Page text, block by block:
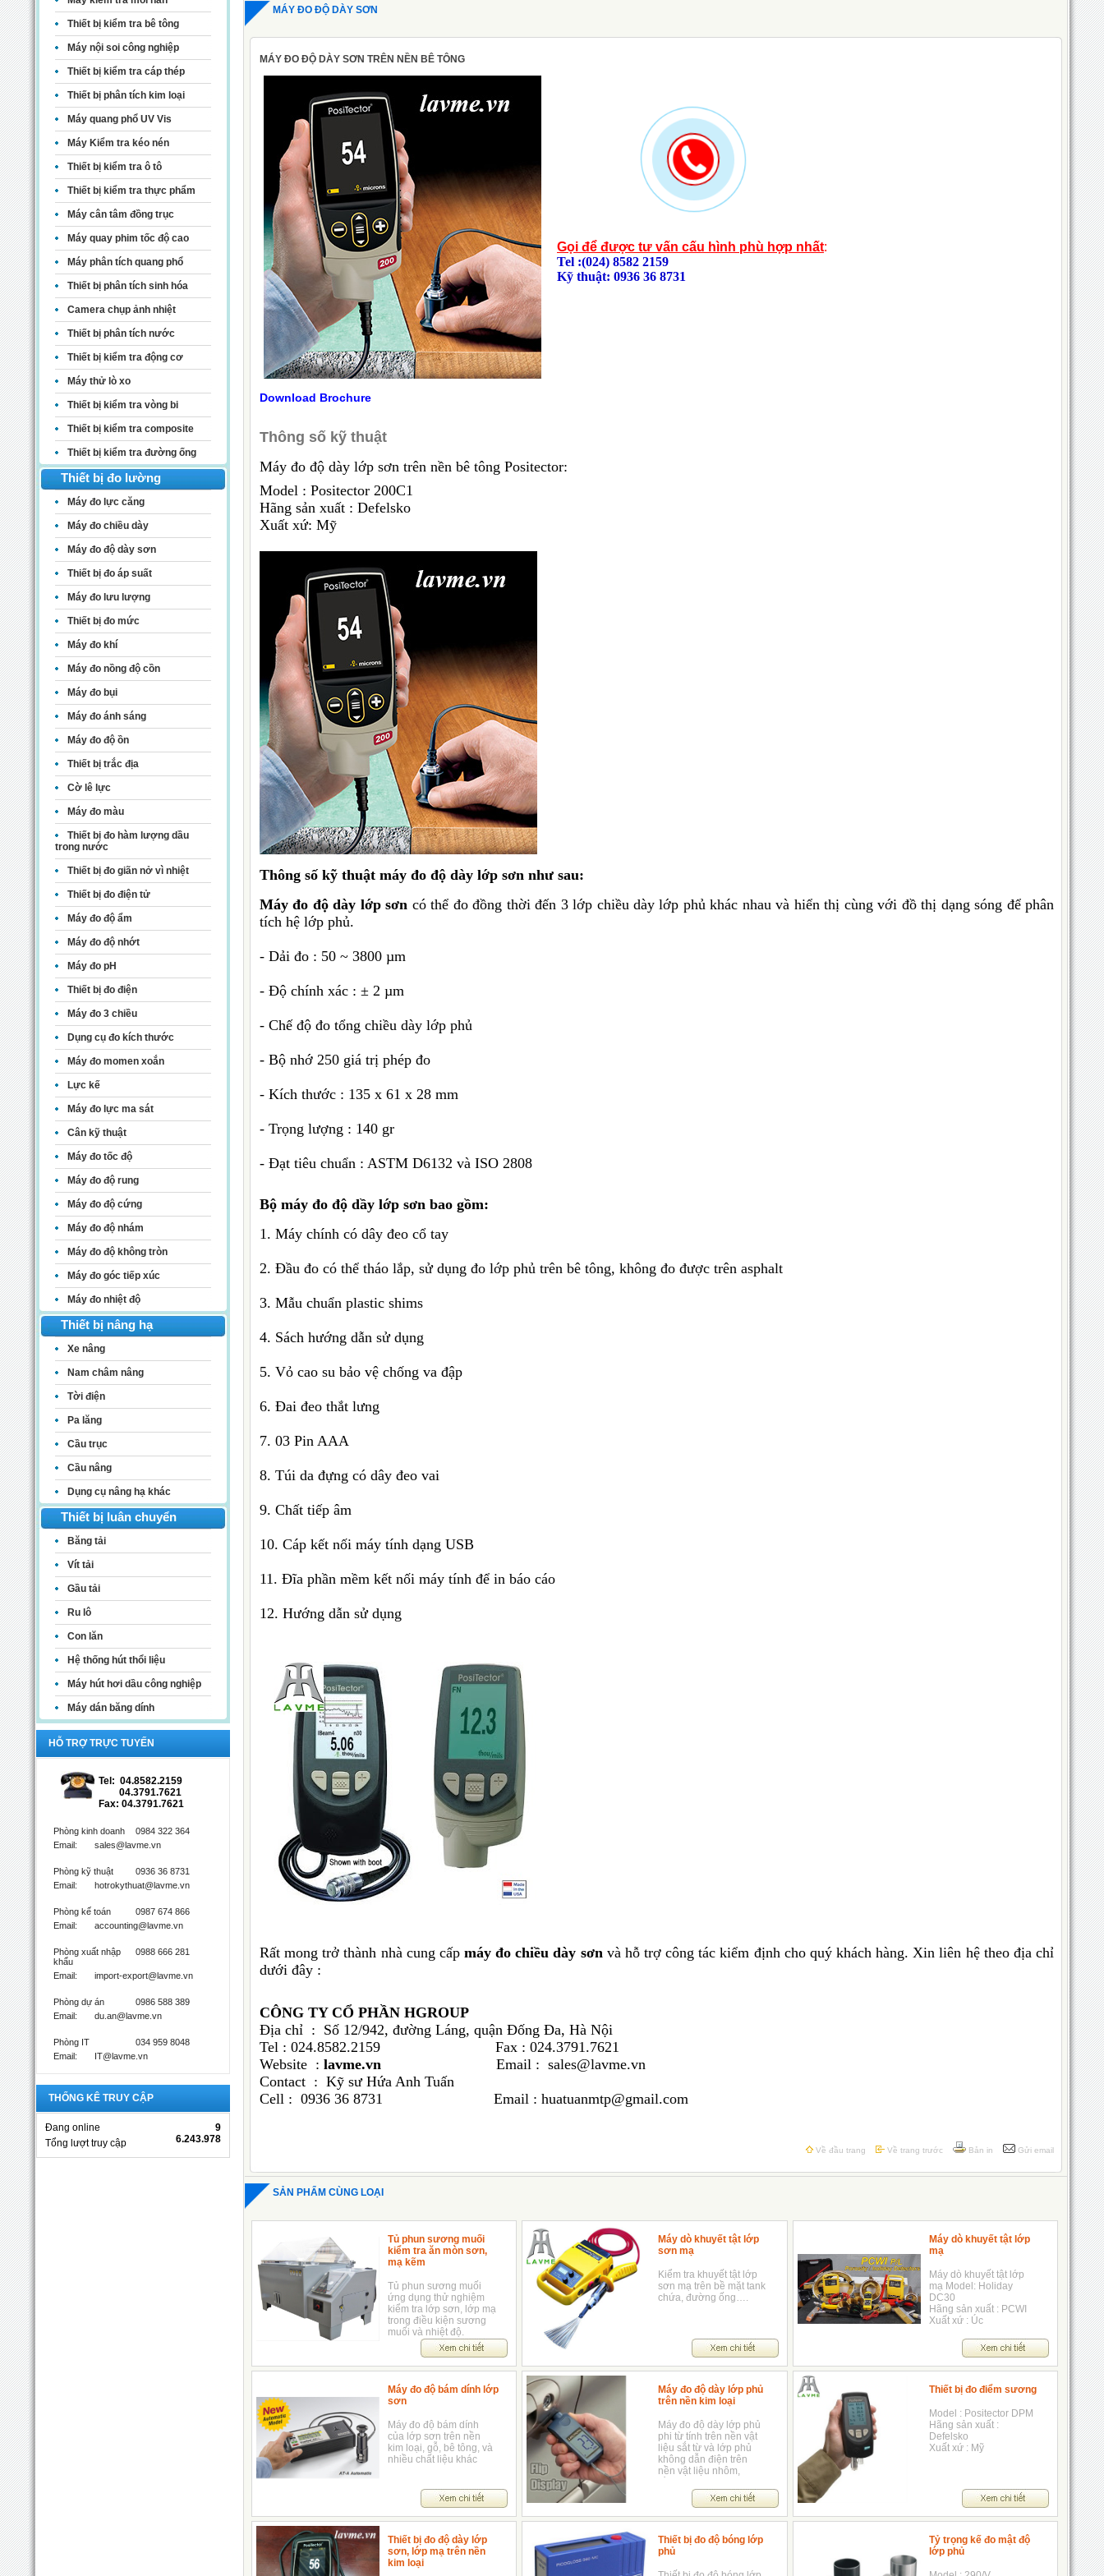
Thiết bị kiểm tra bê tông
Máy nội soi công nghiệp
Thiết bị kiểm tra cáp thép
Thiết bị phân tích kim loại
Máy quang phổ UV Vis
Máy Kiểm tra kéo nén
Thiết bị kiểm tra ô tô
Thiết bị kiểm tra thực phẩm
Máy cân tâm đồng trục
Máy quay phim tốc độ cao
Máy phân tích quang phổ
Thiết bị phân tích sinh hóa
Camera chụp ảnh nhiệt
Thiết bị phân tích nước
Thiết bị kiểm tra động cơ
Máy thử lò xo
Thiết bị kiểm tra vòng bi
Thiết bị kiểm tra composite
Thiết bị kiểm tra đường ống
Thiết bị đo lường
Máy đo lực căng
Máy đo chiều dày
Máy đo độ dày sơn
Thiết bị đo áp suất
Máy đo lưu lượng
Thiết bị đo mức
Máy đo khí
Máy đo nồng độ cồn
Máy đo bụi
Máy đo ánh sáng
Máy đo độ ồn
Thiết bị trắc địa
Cờ lê lực
Máy đo màu
Thiết bị đo hàm lượng dầu
trong nước
Thiết bị đo giãn nở vì nhiệt
Thiết bị đo điện tử
Máy đo độ ẩm
Máy đo độ nhớt
Máy đo pH
Thiết bị đo điện
Máy đo 3 chiều
Dụng cụ đo kích thước
Máy đo momen xoắn
Lực kế
Máy đo lực ma sát
Cân kỹ thuật
Máy đo tốc độ
Máy đo độ rung
Máy đo độ cứng
Máy đo độ nhám
Máy đo độ không tròn
Máy đo góc tiếp xúc
Máy đo nhiệt độ
Thiết bị nâng hạ
Xe nâng
Nam châm nâng
Tời điện
Pa lăng
Cầu trục
Cầu nâng
Dụng cụ nâng hạ khác
Thiết bị luân chuyển
Băng tải
Vít tải
Gầu tải
Ru lô
Con lăn
Hệ thống hút thổi liệu
Máy hút hơi dầu công nghiệp
Máy dán băng dính
HỖ TRỢ TRỰC TUYẾN
Tel: 04.8582.2159
04.3791.7621
Fax: 04.3791.7621
Phòng kinh doanh
0984 322 364
Email:
sales@lavme.vn
Phòng kỹ thuật
0936 36 8731
Email:
hotrokythuat@lavme.vn
Phòng kế toán
0987 674 866
Email:
accounting@lavme.vn
Phòng xuất nhập
khẩu
0988 666 281
Email: import-export@lavme.vn
Phòng dự án
0986 588 389
Email:
du.an@lavme.vn
Phòng IT
034 959 8048
Email:
IT@lavme.vn
THỐNG KÊ TRUY CẬP
Đang online
9
Tổng lượt truy cập
6.243.978
MÁY ĐO ĐỘ DÀY SƠN
MÁY ĐO ĐỘ DÀY SƠN TRÊN NỀN BÊ TÔNG
Gọi để được tư vấn cấu hình phù hợp nhất:
Tel :(024) 8582 2159
Kỹ thuật: 0936 36 8731
Download Brochure
Thông số kỹ thuật
Máy đo độ dày lớp sơn trên nền bê tông Positector:
Model : Positector 200C1
Hãng sản xuất : Defelsko
Xuất xứ: Mỹ
Thông số kỹ thuật máy đo độ dày lớp sơn như sau:
Máy đo độ dày lớp sơn có thể đo đồng thời đến 3 lớp chiều dày lớp phủ khác nhau và hiển thị cùng với đồ thị dạng sóng để phân
tích hệ lớp phủ.
- Dải đo : 50 ~ 3800 µm
- Độ chính xác : ± 2 µm
- Chế độ đo tổng chiều dày lớp phủ
- Bộ nhớ 250 giá trị phép đo
- Kích thước : 135 x 61 x 28 mm
- Trọng lượng : 140 gr
- Đạt tiêu chuẩn : ASTM D6132 và ISO 2808
Bộ máy đo độ dầy lớp sơn bao gồm:
1. Máy chính có dây đeo cổ tay
2. Đầu đo có thể tháo lắp, sử dụng đo lớp phủ trên bê tông, không đo được trên asphalt
3. Mẫu chuẩn plastic shims
4. Sách hướng dẫn sử dụng
5. Vỏ cao su bảo vệ chống va đập
6. Đai đeo thắt lưng
7. 03 Pin AAA
8. Túi da đựng có dây đeo vai
9. Chất tiếp âm
10. Cáp kết nối máy tính dạng USB
11. Đĩa phần mềm kết nối máy tính để in báo cáo
12. Hướng dẫn sử dụng
Rất mong trở thành nhà cung cấp máy đo chiều dày sơn và hỗ trợ công tác kiểm định cho quý khách hàng. Xin liên hệ theo địa chỉ
dưới đây :
CÔNG TY CỔ PHẦN HGROUP
Địa chỉ : Số 12/942, đường Láng, quận Đống Đa, Hà Nội
Tel : 024.8582.2159 Fax : 024.3791.7621
Website : lavme.vn Email : sales@lavme.vn
Contact : Kỹ sư Hứa Anh Tuấn
Cell : 0936 36 8731 Email : huatuanmtp@gmail.com
Về đầu trang Về trang trước Bản in Gửi email
SẢN PHẨM CÙNG LOẠI
Tủ phun sương muối
kiểm tra ăn mòn sơn,
mạ kẽm
Tủ phun sương muối
ứng dụng thử nghiệm
kiểm tra lớp sơn, lớp mạ
trong điều kiện sương
muối và nhiệt độ.
Máy dò khuyết tật lớp
sơn mạ
Kiểm tra khuyết tật lớp
sơn mạ trên bề mặt tank
chứa, đường ống….
Máy dò khuyết tật lớp
mạ
Máy dò khuyết tật lớp
mạ Model: Holiday
DC30
Hãng sản xuất : PCWI
Xuất xứ : Úc
Máy đo độ bám dính lớp
sơn
Máy đo độ bám dính
của lớp sơn trên nền
kim loại, gỗ, bê tông, và
nhiều chất liệu khác
Máy đo độ dày lớp phủ
trên nền kim loại
Máy đo độ dày lớp phủ
phi từ tính trên nền vật
liệu sắt từ và lớp phủ
không dẫn điện trên
nền vật liệu nhôm,
Thiết bị đo điểm sương
Model : Positector DPM
Hãng sản xuất :
Defelsko
Xuất xứ : Mỹ
Thiết bị đo độ dày lớp
sơn, lớp mạ trên nền
kim loại
Thiết bị đo độ bóng lớp
phủ
Tỷ trọng kế đo mật độ
lớp phủ